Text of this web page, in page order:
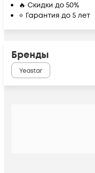
🔥 Скидки до 50%
⭐ Гарантия до 5 лет
Бренды
Yeastar